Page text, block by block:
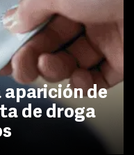
de
de droga